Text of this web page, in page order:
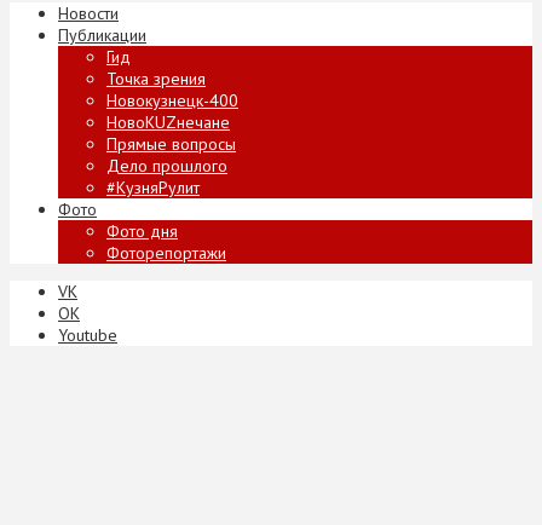
Новости
Публикации
Гид
Точка зрения
Новокузнецк-400
НовоKUZнечане
Прямые вопросы
Дело прошлого
#КузняРулит
Фото
Фото дня
Фоторепортажи
VK
ОК
Youtube